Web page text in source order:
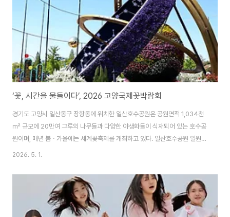
린이ㆍ청소년ㆍ경로 등 우대..
‘꽃, 시간을 물들이다’, 2026 고양국제꽃박람회
경기도 고양시 일산동구 장항동에 위치한 일산호수공원은 공원면적 1,034천
㎡ 규모에 20만여 그루의 나무들과 다양한 야생화들이 식재되어 있는 호수공
원이며, 매년 봄ㆍ가을에는 세계꽃축제를 개최하고 있다. 일산호수공원 일원에
서는 지난 2026. 4. 24(금)부터 오는 2026. 5. 10(일)까지 ‘꽃, 시간을 물들
원(주제정원)’은 이번 박람회의 주제인 ‘꽃으로 물드는 세상’을 가장 상징적으
로 보여주는 메인 랜드마크 정원이며, 과거ㆍ현재ㆍ미래를 잇는 '승강장' 콘셉
트로 설계되어 있다. '혼천의' 조형물은 약 13m 규모로 설치되어 우주의 질서
와 시간의 흐름을 상징하며, 과거-현재-미래를 잇는 승강장 콘셉트의 대형 꽃
2026. 5. 1.